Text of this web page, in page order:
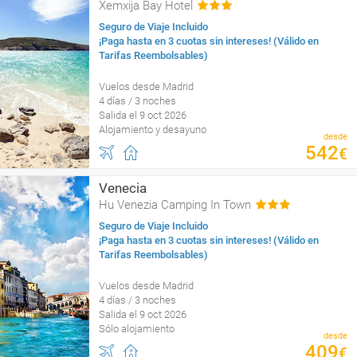
Xemxija Bay Hotel
Seguro de Viaje Incluido
¡Paga hasta en 3 cuotas sin intereses! (Válido en
Tarifas Reembolsables)
Vuelos desde Madrid
4 días / 3 noches
Salida el 9 oct 2026
Alojamiento y desayuno
desde
542€
Venecia
Hu Venezia Camping In Town
Seguro de Viaje Incluido
¡Paga hasta en 3 cuotas sin intereses! (Válido en
Tarifas Reembolsables)
Vuelos desde Madrid
4 días / 3 noches
Salida el 9 oct 2026
Sólo alojamiento
desde
409